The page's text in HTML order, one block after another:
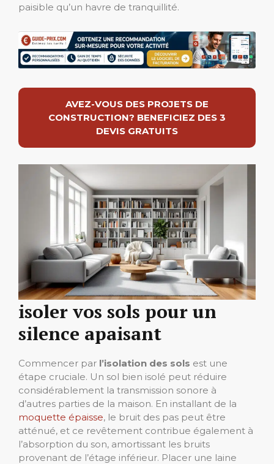
paisible qu’un havre de tranquillité.
AVEZ-VOUS DES PROJETS DE
CONSTRUCTION? BENEFICIEZ DES 3
DEVIS GRATUITS
isoler vos sols pour un
silence apaisant
Commencer par l’isolation des sols est une
étape cruciale. Un sol bien isolé peut réduire
considérablement la transmission sonore à
d’autres parties de la maison. En installant de la
moquette épaisse, le bruit des pas peut être
atténué, et ce revêtement contribue également à
l’absorption du son, amortissant les bruits
provenant de l’étage inférieur. Placer une laine